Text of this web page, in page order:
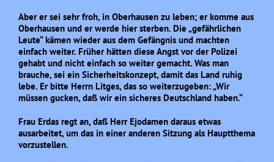
Aber er sei sehr froh, in Oberhausen zu leben; er komme aus
Oberhausen und er werde hier sterben. Die „gefährlichen
Leute“ kämen wieder aus dem Gefängnis und machten
einfach weiter. Früher hätten diese Angst vor der Polizei
gehabt und nicht einfach so weiter gemacht. Was man
brauche, sei ein Sicherheitskonzept, damit das Land ruhig
lebe. Er bitte Herrn Litges, das so weiterzugeben: „Wir
müssen gucken, daß wir ein sicheres Deutschland haben.“
Frau Erdas regt an, daß Herr Ejodamen daraus etwas
ausarbeitet, um das in einer anderen Sitzung als Hauptthema
vorzustellen.